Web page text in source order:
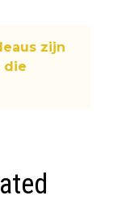
zijn
die